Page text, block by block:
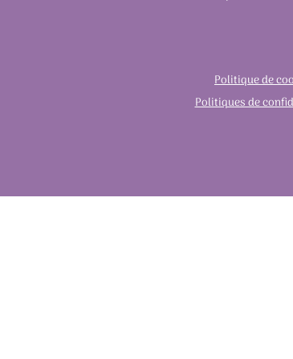
Politique de
Politiques de